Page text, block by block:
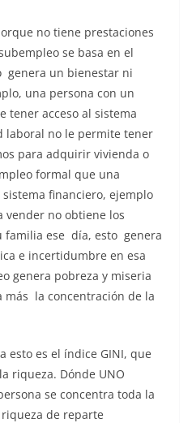
no tiene prestaciones
se basa en el
genera un bienestar ni
una persona con un
acceso al sistema
laboral no le permite tener
para adquirir vivienda o
formal que una
financiero, ejemplo
vender no obtiene los
familia ese día, esto genera
e incertidumbre en esa
genera pobreza y miseria
la concentración de la
esto es el índice GINI, que
riqueza. Dónde UNO
se concentra toda la
riqueza de reparte